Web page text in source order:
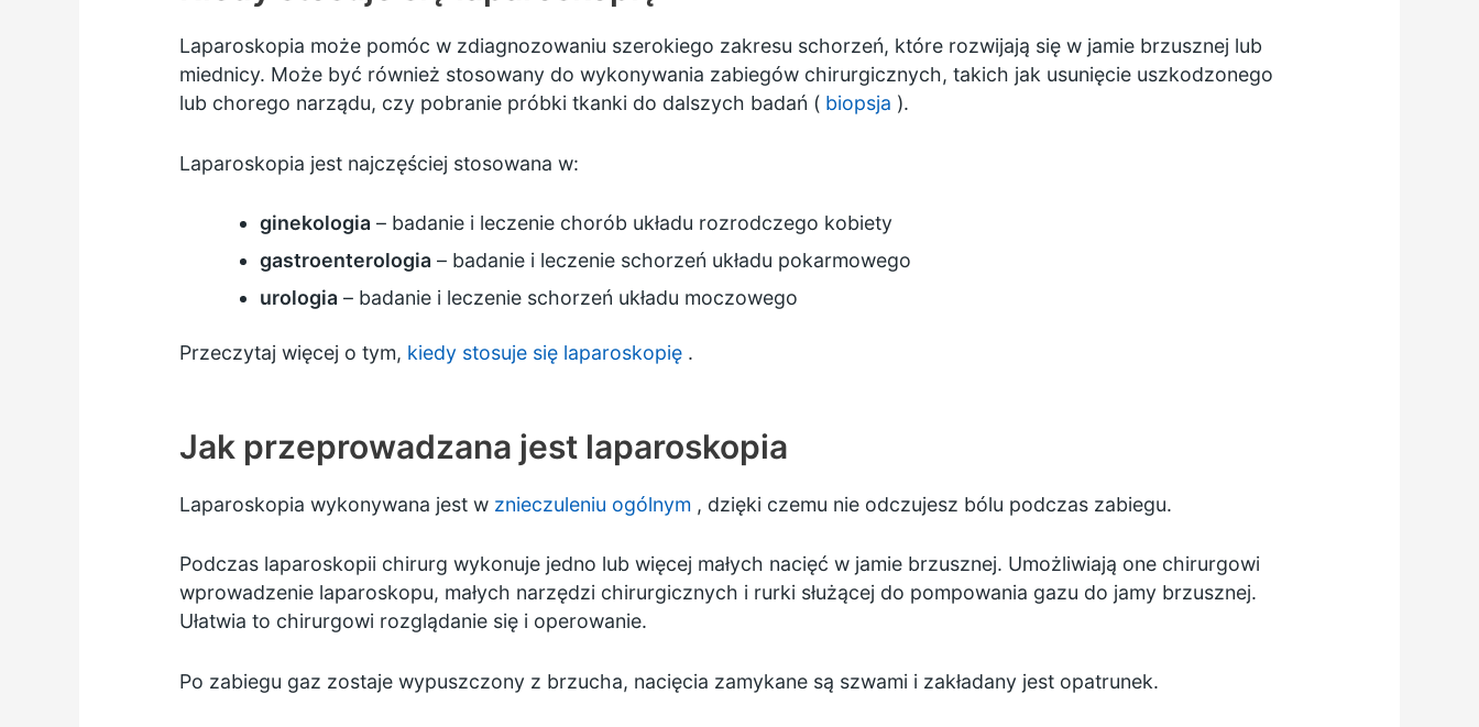
Laparoskopia może pomóc w zdiagnozowaniu szerokiego zakresu schorzeń, które rozwijają się w jamie brzusznej lub
miednicy. Może być również stosowany do wykonywania zabiegów chirurgicznych, takich jak usunięcie uszkodzonego
lub chorego narządu, czy pobranie próbki tkanki do dalszych badań ( biopsja ).
Laparoskopia jest najczęściej stosowana w:
ginekologia – badanie i leczenie chorób układu rozrodczego kobiety
gastroenterologia – badanie i leczenie schorzeń układu pokarmowego
urologia – badanie i leczenie schorzeń układu moczowego
Przeczytaj więcej o tym, kiedy stosuje się laparoskopię.
Jak przeprowadzana jest laparoskopia
Laparoskopia wykonywana jest w znieczuleniu ogólnym , dzięki czemu nie odczujesz bólu podczas zabiegu.
Podczas laparoskopii chirurg wykonuje jedno lub więcej małych nacięć w jamie brzusznej. Umożliwiają one chirurgowi
wprowadzenie laparoskopu, małych narzędzi chirurgicznych i rurki służącej do pompowania gazu do jamy brzusznej.
Ułatwia to chirurgowi rozglądanie się i operowanie.
Po zabiegu gaz zostaje wypuszczony z brzucha, nacięcia zamykane są szwami i zakładany jest opatrunek.